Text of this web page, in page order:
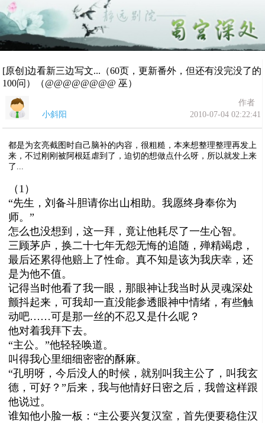
[原创]边看新三边写文...（60页，更新番外，但还有没完没了的
100问）（@@@@@@@@ 巫）
作者
小斜阳
2010-07-04 02:22:41
都是为玄亮截图时自己脑补的内容，很粗糙，本来想整理整理再发上
来，不过刚刚被阿根廷虐到了，迫切的想做点什么呀，所以就发上来
了...
（1）
“先生，刘备斗胆请你出山相助。我愿终身奉你为
师。”
怎么也没想到，这一拜，竟让他耗尽了一生心智。
三顾茅庐，换二十七年无怨无悔的追随，殚精竭虑，
最后还累得他赔上了性命。真不知是该为我庆幸，还
是为他不值。
记得当时他看了我一眼，那眼神让我当时从灵魂深处
颤抖起来，可我却一直没能参透眼神中情绪，有些触
动吧……可是那一丝的不忍又是什么呢？
他对着我拜下去。
“主公。”他轻轻唤道。
叫得我心里细细密密的酥麻。
“孔明呀，今后没人的时候，就别叫我主公了，叫我玄
德，可好？”后来，我与他情好日密之后，我曾这样跟
他说过。
谁知他小脸一板：“主公要兴复汉室，首先便要稳住汉